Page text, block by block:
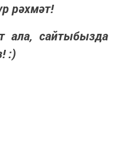
рәхмәт!
ала, сайтыбызда
:)